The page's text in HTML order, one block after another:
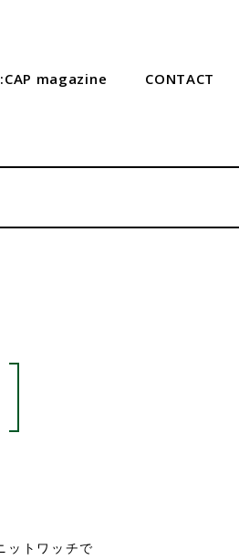
magazine CONTACT
ットワッチで